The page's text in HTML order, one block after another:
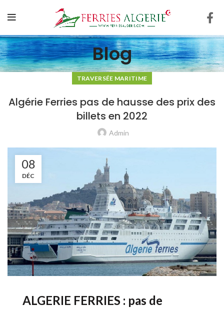
Blog
TRAVERSÉE MARITIME
Algérie Ferries pas de hausse des prix des
billets en 2022
Admin
08
DÉC
ALGERIE FERRIES : pas de